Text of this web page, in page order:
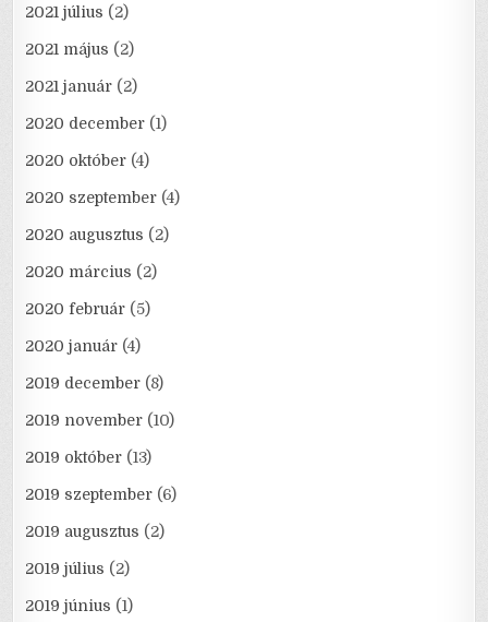
2021 július (2)
2021 május (2)
2021 január (2)
2020 december (1)
2020 október (4)
2020 szeptember (4)
2020 augusztus (2)
2020 március (2)
2020 február (5)
2020 január (4)
2019 december (8)
2019 november (10)
2019 október (13)
2019 szeptember (6)
2019 augusztus (2)
2019 július (2)
2019 június (1)